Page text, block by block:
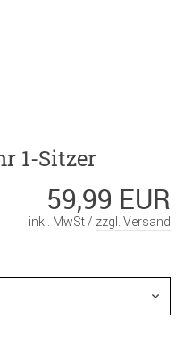
1-Sitzer
59,99 EUR
inkl. MwSt / zzgl. Versand